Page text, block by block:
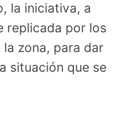
la iniciativa, a
replicada por los
zona, para dar
situación que se